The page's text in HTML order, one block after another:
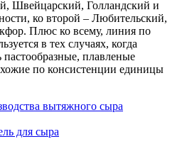
Швейцарский, Голландский и
ко второй – Любительский,
Плюс ко всему, линия по
в тех случаях, когда
плавленые
по консистенции единицы
вытяжного сыра
для сыра